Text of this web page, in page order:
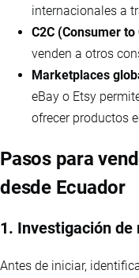
internacionales a
C2C (Consumer
venden a otros
Marketplaces
eBay o Etsy
ofrecer productos
Pasos para
desde Ecuador
1. Investigación de
Antes de iniciar,